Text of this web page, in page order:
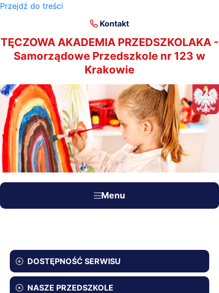
Przejdź do treści
Kontakt
TĘCZOWA AKADEMIA PRZEDSZKOLAKA -
Samorządowe Przedszkole nr 123 w
Krakowie
Menu
DOSTĘPNOŚĆ SERWISU
NASZE PRZEDSZKOLE